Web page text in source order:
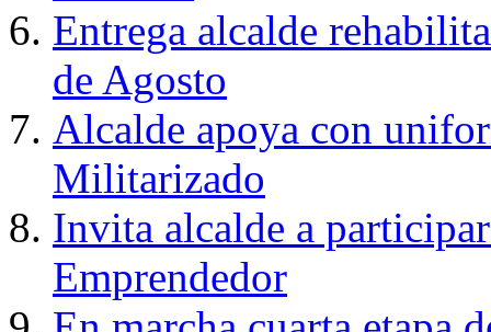
Entrega alcalde
de Agosto
Alcalde apoya con
Militarizado
Invita alcalde a
Emprendedor